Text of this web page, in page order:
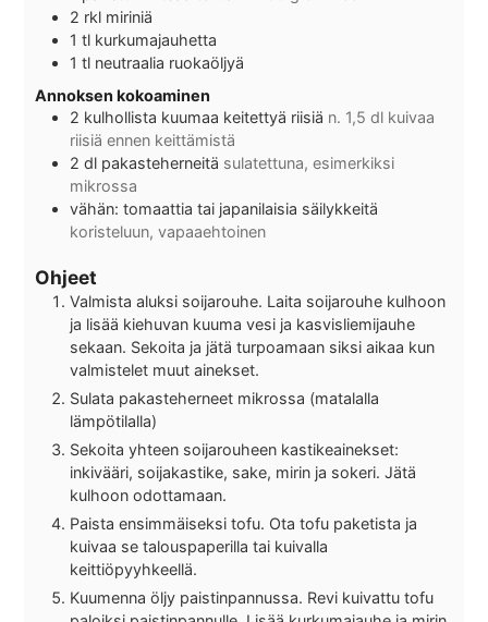
2 rkl miriniä
1 tl kurkumajauhetta
1 tl neutraalia ruokaöljyä
Annoksen kokoaminen
2 kulhollista kuumaa keitettyä riisiä n. 1,5 dl kuivaa
riisiä ennen keittämistä
2 dl pakasteherneitä sulatettuna, esimerkiksi
mikrossa
vähän: tomaattia tai japanilaisia säilykkeitä
koristeluun, vapaaehtoinen
Ohjeet
Valmista aluksi soijarouhe. Laita soijarouhe kulhoon
ja lisää kiehuvan kuuma vesi ja kasvisliemijauhe
sekaan. Sekoita ja jätä turpoamaan siksi aikaa kun
valmistelet muut ainekset.
Sulata pakasteherneet mikrossa (matalalla
lämpötilalla)
Sekoita yhteen soijarouheen kastikeainekset:
inkivääri, soijakastike, sake, mirin ja sokeri. Jätä
kulhoon odottamaan.
Paista ensimmäiseksi tofu. Ota tofu paketista ja
kuivaa se talouspaperilla tai kuivalla
keittiöpyyhkeellä.
Kuumenna öljy paistinpannussa. Revi kuivattu tofu